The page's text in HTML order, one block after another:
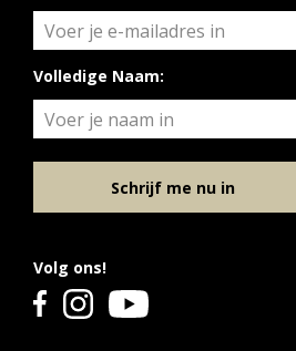
Volg ons!
Volledige Naam:
Schrijf me nu in